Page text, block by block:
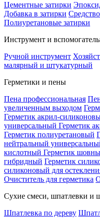
Цементные затирки
Добавка в затирки
Полиуретановые затирки
Инструмент и
Ручной инструмент
малярный и штукатурный
Герметики и пены
Пена профессиональная
увеличенным выходом
Герметик акрил-
универсальный Герметик
Герметик полиуретановый
нейтральный
кислотный Герметик
гибридный Герметик
силиконовый для
Очиститель для герметика
Сухие смеси, шпатлевки и
Шпатлевка по дереву